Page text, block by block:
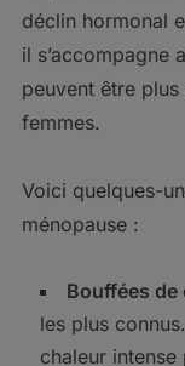
déclin hormonal
il s’accompagne
peuvent être
femmes.
Voici quelques-
ménopause :
Bouffées de
les plus
chaleur